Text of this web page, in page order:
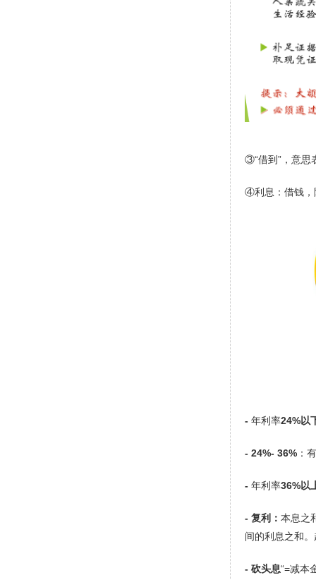
③“借到”，意思
④利息：借钱，
- 年利率24%以
- 24%- 36% ：
- 年利率36%以
- 复利： 本息之
间的利息之和
- 砍头息“=减本